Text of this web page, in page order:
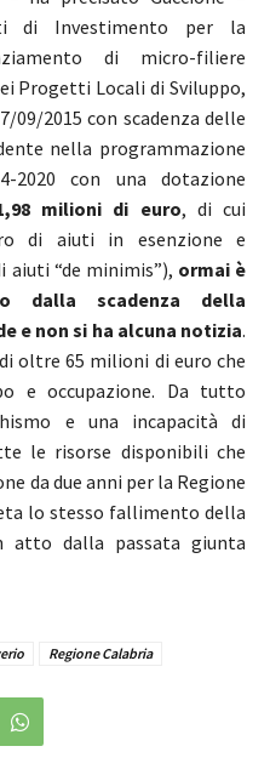
di Investimento per la
di micro-filiere
Progetti Locali di Sviluppo,
09/2015 con scadenza delle
nella programmazione
2020 con una dotazione
milioni di euro, di cui
di aiuti in esenzione e
aiuti “de minimis”), ormai è
dalla scadenza della
e non si ha alcuna notizia.
oltre 65 milioni di euro che
e occupazione. Da tutto
e una incapacità di
le risorse disponibili che
da due anni per la Regione
lo stesso fallimento della
atto dalla passata giunta
Regione Calabria